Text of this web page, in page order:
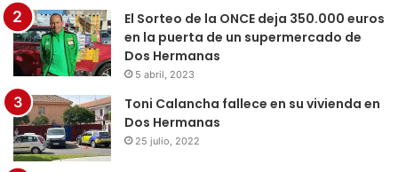
El Sorteo de la ONCE deja 350.000 euros
en la puerta de un supermercado de
Dos Hermanas
5 abril, 2023
Toni Calancha fallece en su vivienda en
Dos Hermanas
25 julio, 2022